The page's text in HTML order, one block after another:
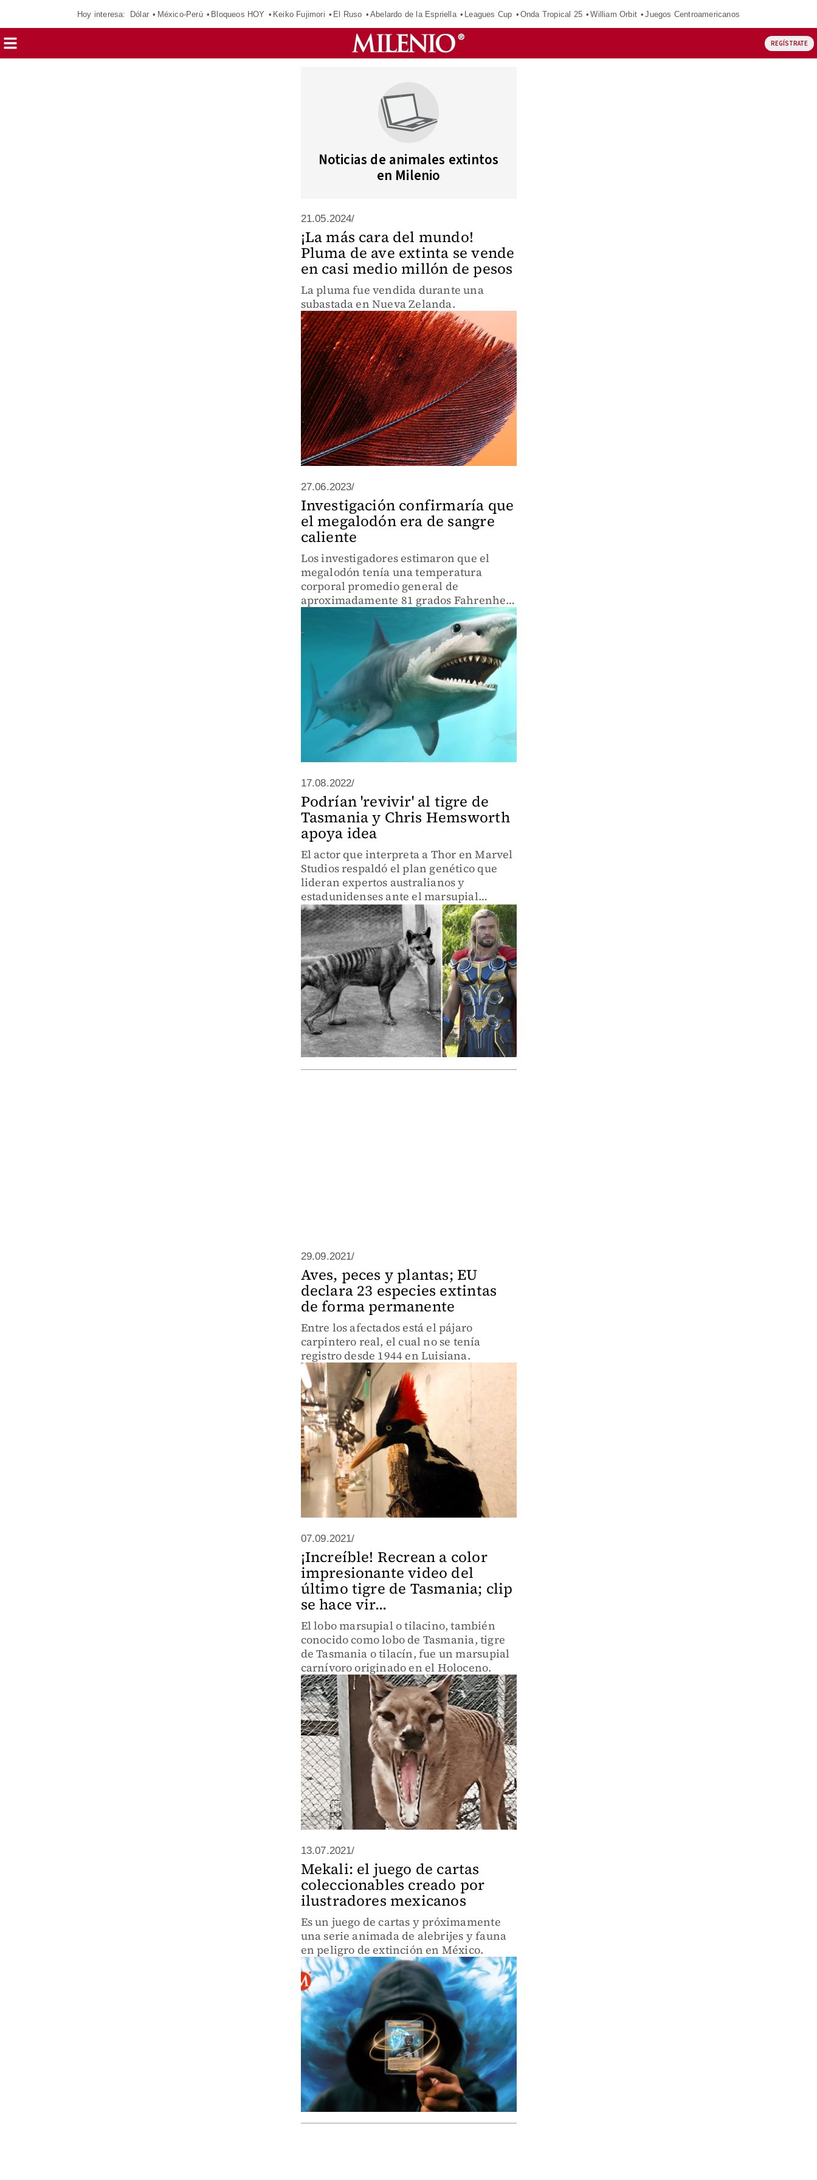
Hoy interesa: Dólar México-Perú Bloqueos HOY Keiko Fujimori El Ruso Abelardo de la Espriella Leagues Cup Onda Tropical 25 William Orbit Juegos Centroamericanos
REGÍSTRATE
Noticias de animales extintos
en Milenio
21.05.2024/
¡La más cara del mundo!
Pluma de ave extinta se vende
en casi medio millón de pesos
La pluma fue vendida durante una
subastada en Nueva Zelanda.
27.06.2023/
Investigación confirmaría que
el megalodón era de sangre
caliente
Los investigadores estimaron que el
megalodón tenía una temperatura
corporal promedio general de
aproximadamente 81 grados Fahrenheit
(27 grados Celsius).
17.08.2022/
Podrían 'revivir' al tigre de
Tasmania y Chris Hemsworth
apoya idea
El actor que interpreta a Thor en Marvel
Studios respaldó el plan genético que
lideran expertos australianos y
estadunidenses ante el marsupial
extinto.
29.09.2021/
Aves, peces y plantas; EU
declara 23 especies extintas
de forma permanente
Entre los afectados está el pájaro
carpintero real, el cual no se tenía
registro desde 1944 en Luisiana.
07.09.2021/
¡Increíble! Recrean a color
impresionante video del
último tigre de Tasmania; clip
se hace vir...
El lobo marsupial o tilacino, también
conocido como lobo de Tasmania, tigre
de Tasmania o tilacín, fue un marsupial
carnívoro originado en el Holoceno.
13.07.2021/
Mekali: el juego de cartas
coleccionables creado por
ilustradores mexicanos
Es un juego de cartas y próximamente
una serie animada de alebrijes y fauna
en peligro de extinción en México.